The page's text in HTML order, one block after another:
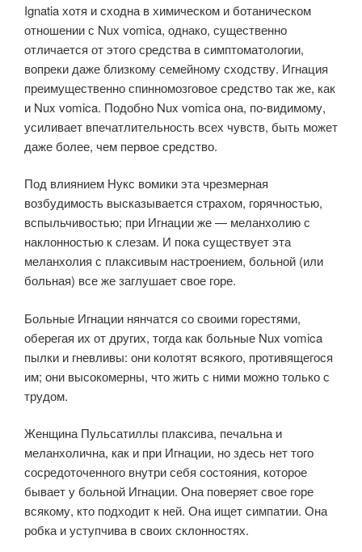
Ignatia хотя и сходна в химическом и ботаническом
отношении с Nux vomica, однако, существенно
отличается от этого средства в симптоматологии,
вопреки даже близкому семейному сходству. Игнация
преимущественно спинномозговое средство так же, как
и Nux vomica. Подобно Nux vomica она, по-видимому,
усиливает впечатлительность всех чувств, быть может
даже более, чем первое средство.
Под влиянием Нукс вомики эта чрезмерная
возбудимость высказывается страхом, горячностью,
вспыльчивостью; при Игнации же — меланхолию с
наклонностью к слезам. И пока существует эта
меланхолия с плаксивым настроением, больной (или
больная) все же заглушает свое горе.
Больные Игнации нянчатся со своими горестями,
оберегая их от других, тогда как больные Nux vomica
пылки и гневливы: они колотят всякого, противящегося
им; они высокомерны, что жить с ними можно только с
трудом.
Женщина Пульсатиллы плаксива, печальна и
меланхолична, как и при Игнации, но здесь нет того
сосредоточенного внутри себя состояния, которое
бывает у больной Игнации. Она поверяет свое горе
всякому, кто подходит к ней. Она ищет симпатии. Она
робка и уступчива в своих склонностях.